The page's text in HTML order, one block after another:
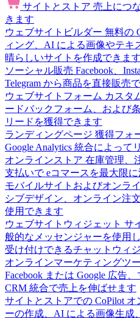
サイトとストア 売上につ
きます
ウェブサイトビルダー 無料の
ィング、AI による画像やテキ
晴らしいサイトを作成できます
ソーシャル販売 Facebook、
Telegram から商品を直接販売
ウェブサイトフォーム カスタ
ードバックフォーム、および
リードを獲得できます
ランディングページ 獲得フォ
Google Analytics 統合によって
オンラインストア 在庫管理、
支払いで eコマースを最大限
モバイルサイトおよびオンラ
シブデザイン、オンライン注
使用できます
ウェブサイトウィジェット サ
般的なメッセンジャーを使用
受け付けできるチャットウィ
オンラインマーケティングツ
Facebook または Google 広告
CRM 統合で売上を伸ばせます
サイトとストアでの CoPilot オ
ーの作成、AI による画像生成